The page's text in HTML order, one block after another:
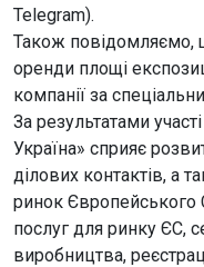
Telegram).
Також повідомляємо,
оренди площі
компанії за
За результатами
Україна» сприяє
ділових контактів, а
ринок Європейського
послуг для ринку ЄС,
виробництва,